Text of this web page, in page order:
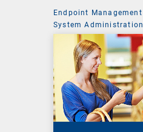
Endpoint Management
System Administration